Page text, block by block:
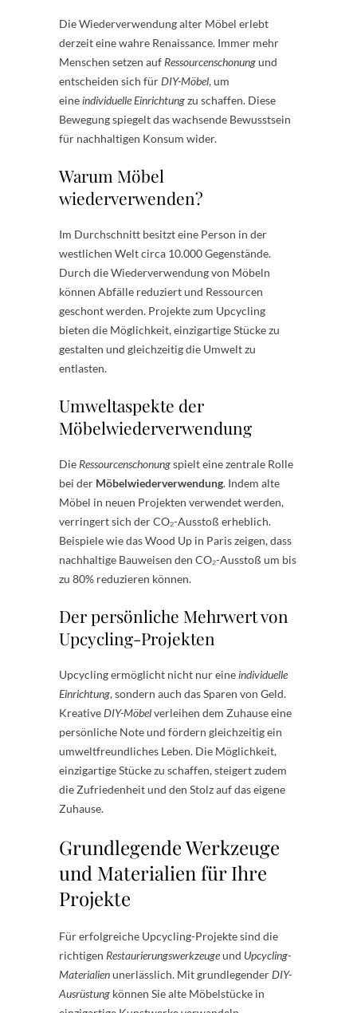
Die Wiederverwendung alter Möbel erlebt
derzeit eine wahre Renaissance. Immer mehr
Menschen setzen aufRessourcenschonungund
entscheiden sich fürDIY-Möbel, um
eineindividuelle Einrichtungzu schaffen. Diese
Bewegung spiegelt das wachsende Bewusstsein
für nachhaltigen Konsum wider.
Warum Möbel
wiederverwenden?
Im Durchschnitt besitzt eine Person in der
westlichen Welt circa 10.000 Gegenstände.
Durch die Wiederverwendung von Möbeln
können Abfälle reduziert und Ressourcen
geschont werden. Projekte zum Upcycling
bieten die Möglichkeit, einzigartige Stücke zu
gestalten und gleichzeitig die Umwelt zu
entlasten.
Umweltaspekte der
Möbelwiederverwendung
DieRessourcenschonungspielt eine zentrale Rolle
bei der Möbelwiederverwendung. Indem alte
Möbel in neuen Projekten verwendet werden,
verringert sich der CO₂-Ausstoß erheblich.
Beispiele wie das Wood Up in Paris zeigen, dass
nachhaltige Bauweisen den CO₂-Ausstoß um bis
zu 80% reduzieren können.
Der persönliche Mehrwert von
Upcycling-Projekten
Upcycling ermöglicht nicht nur eineindividuelle
Einrichtung, sondern auch das Sparen von Geld.
KreativeDIY-Möbelverleihen dem Zuhause eine
persönliche Note und fördern gleichzeitig ein
umweltfreundliches Leben. Die Möglichkeit,
einzigartige Stücke zu schaffen, steigert zudem
die Zufriedenheit und den Stolz auf das eigene
Zuhause.
Grundlegende Werkzeuge
und Materialien für Ihre
Projekte
Für erfolgreiche Upcycling-Projekte sind die
richtigen Restaurierungswerkzeugeund Upcycling-
Materialienunerlässlich. Mit grundlegenderDIY-
Ausrüstung können Sie alte Möbelstücke in